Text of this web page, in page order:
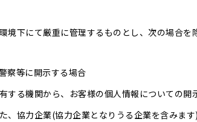
下にて厳重に管理するものとし、次の場合を
察等に開示する場合
る機関から、お客様の個人情報についての開
協力企業(協力企業となりうる企業を含みま